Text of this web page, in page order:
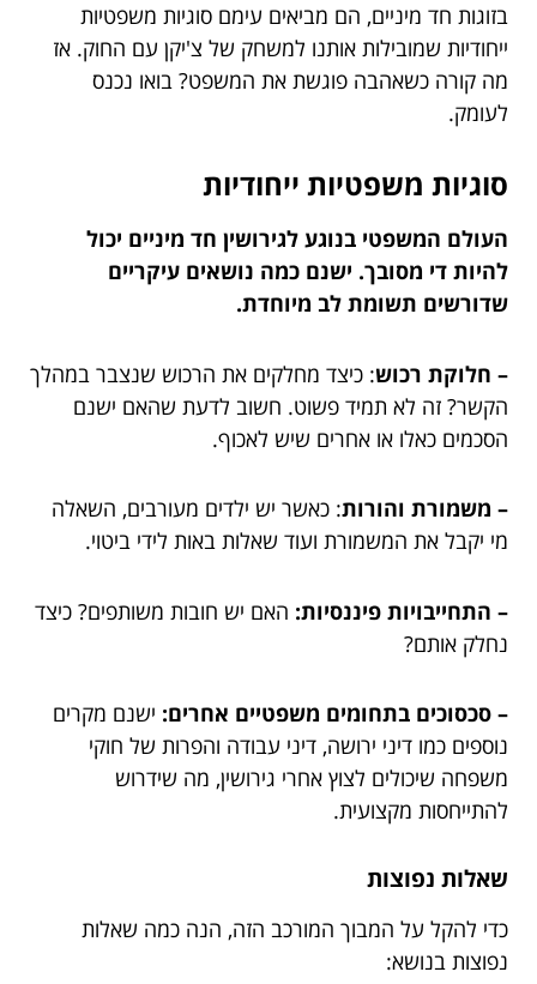
בזוגות חד מיניים, הם מביאים עימם סוגיות משפטיות
ייחודיות שמובילות אותנו למשחק של צ'יקן עם החוק. אז
מה קורה כשאהבה פוגשת את המשפט? בואו נכנס
לעומק.
סוגיות משפטיות ייחודיות
העולם המשפטי בנוגע לגירושין חד מיניים יכול
להיות די מסובך. ישנם כמה נושאים עיקריים
שדורשים תשומת לב מיוחדת.
– חלוקת רכוש: כיצד מחלקים את הרכוש שנצבר במהלך
הקשר? זה לא תמיד פשוט. חשוב לדעת שהאם ישנם
הסכמים כאלו או אחרים שיש לאכוף.
– משמורת והורות: כאשר יש ילדים מעורבים, השאלה
מי יקבל את המשמורת ועוד שאלות באות לידי ביטוי.
– התחייבויות פיננסיות: האם יש חובות משותפים? כיצד
נחלק אותם?
– סכסוכים בתחומים משפטיים אחרים: ישנם מקרים
נוספים כמו דיני ירושה, דיני עבודה והפרות של חוקי
משפחה שיכולים לצוץ אחרי גירושין, מה שידרוש
להתייחסות מקצועית.
שאלות נפוצות
כדי להקל על המבוך המורכב הזה, הנה כמה שאלות
נפוצות בנושא: